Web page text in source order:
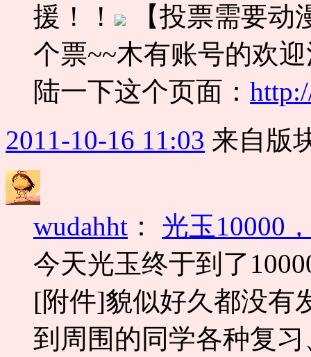
援！！
【投票需要动
个票~~木有账号的欢
陆一下这个页面：
2011-10-16 11:03 来自版
wudahht ： 光玉10000
今天光玉终于到了
[附件]貌似好久都没
到周围的同学各种复